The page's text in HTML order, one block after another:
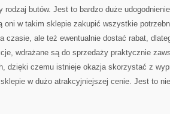
rodzaj butów. Jest to bardzo duże
oni w takim sklepie zakupić wszystkie
czasie, ale też ewentualnie dostać rabat,
wdrażane są do sprzedaży praktycznie
dzięki czemu istnieje okazja skorzystać z
w dużo atrakcyjniejszej cenie. Jest to